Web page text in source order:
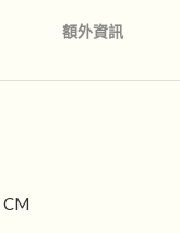
額外資訊